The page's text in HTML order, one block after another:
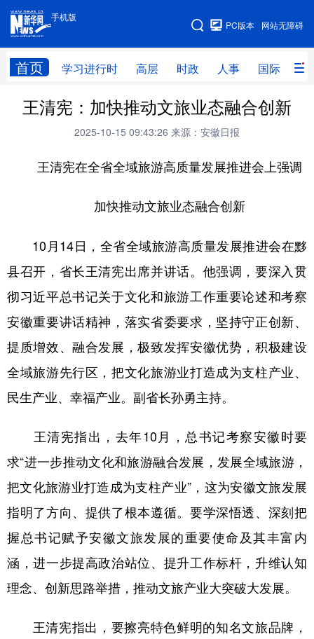
手机版
网站无障碍
PC版本
首页 学习进行时 高层 时政 人事 国际 财
手机版
网站地图
学习进行时 高层 时政 人事
财经 网评
台湾 思客智库 全球连线 教育
访谈 视频 图片 政务
法律 中央文件 金融 汽车
学术中国 乡村振兴 银龄 溯源中国
城市 旅游 能源 会展
彩票 娱乐 时尚
公益 一带一路 亚太网 上市公司
文化产业
地方频道
北京 天津 河北 山西
辽宁 吉林 上海 江苏
山东 河南 湖北 湖南
王清宪：加快推动文旅业态融合创新
2025-10-15 09:43:26 来源：安徽日报
王清宪在全省全域旅游高质量发展推进会上强调
加快推动文旅业态融合创新
10月14日，全省全域旅游高质量发展推进会在黟
县召开，省长王清宪出席并讲话。他强调，要深入贯
彻习近平总书记关于文化和旅游工作重要论述和考察
安徽重要讲话精神，落实省委要求，坚持守正创新、
提质增效、融合发展，极致发挥安徽优势，积极建设
全域旅游先行区，把文化旅游业打造成为支柱产业、
民生产业、幸福产业。副省长孙勇主持。
王清宪指出，去年10月，总书记考察安徽时要
求“进一步推动文化和旅游融合发展，发展全域旅游，
把文化旅游业打造成为支柱产业”，这为安徽文旅发展
指明了方向、提供了根本遵循。要学深悟透、深刻把
握总书记赋予安徽文旅发展的重要使命及其丰富内
涵，进一步提高政治站位、提升工作标杆，升维认知
理念、创新思路举措，推动文旅产业大突破大发展。
王清宪指出，要擦亮特色鲜明的知名文旅品牌，